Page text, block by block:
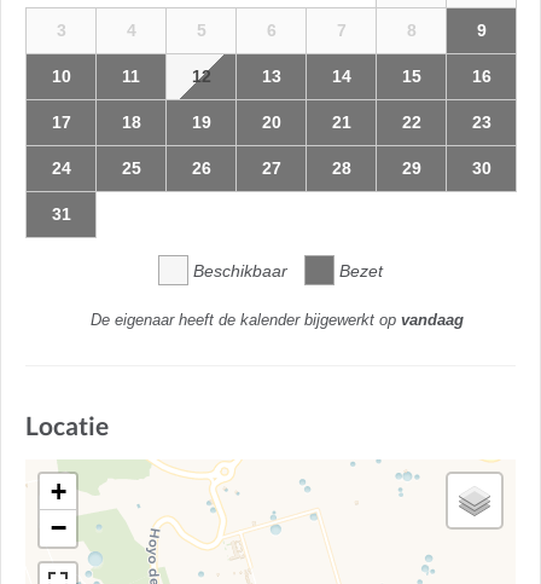
3 4 5 6 7 8 9
10 11 12 13 14 15 16
17 18 19 20 21 22 23
24 25 26 27 28 29 30
31
Beschikbaar Bezet
De eigenaar heeft de kalender bijgewerkt op vandaag
Locatie
+
−